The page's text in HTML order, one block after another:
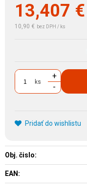
13,407 €
10,90 € bez DPH / ks
ks
+
-
Pridať do wishlistu
Obj. čislo:
EAN: